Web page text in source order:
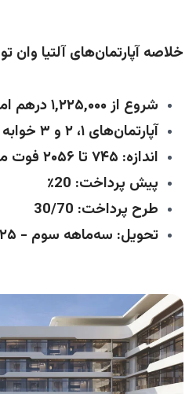
خلاصه آپارتمان‌های آلتیا وان
شروع از ۱,۲۲۵,۰۰۰ درهم امارات
آپارتمان‌های ۱، ۲ و ۳ خوابه
اندازه: ۷۴۵ تا ۲۰۵۶ فوت مربع
پیش پرداخت: 20٪
طرح پرداخت: 30/70
تحویل: سه‌ماهه سوم - ۲۰۲۵